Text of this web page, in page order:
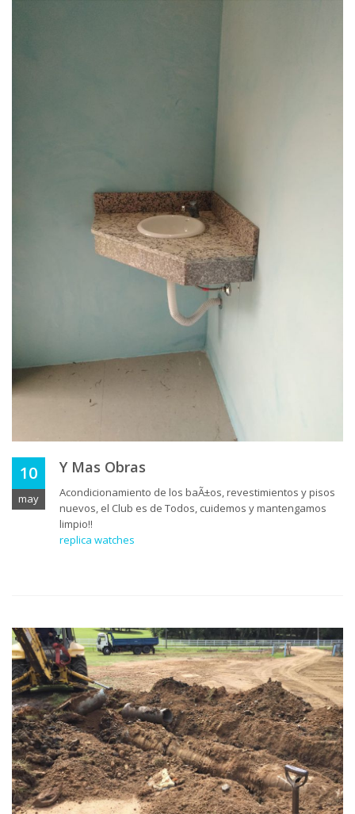
10
may
Y Mas Obras
Acondicionamiento de los baÃ±os, revestimientos y pisos
nuevos, el Club es de Todos, cuidemos y mantengamos
limpio!!
replica watches